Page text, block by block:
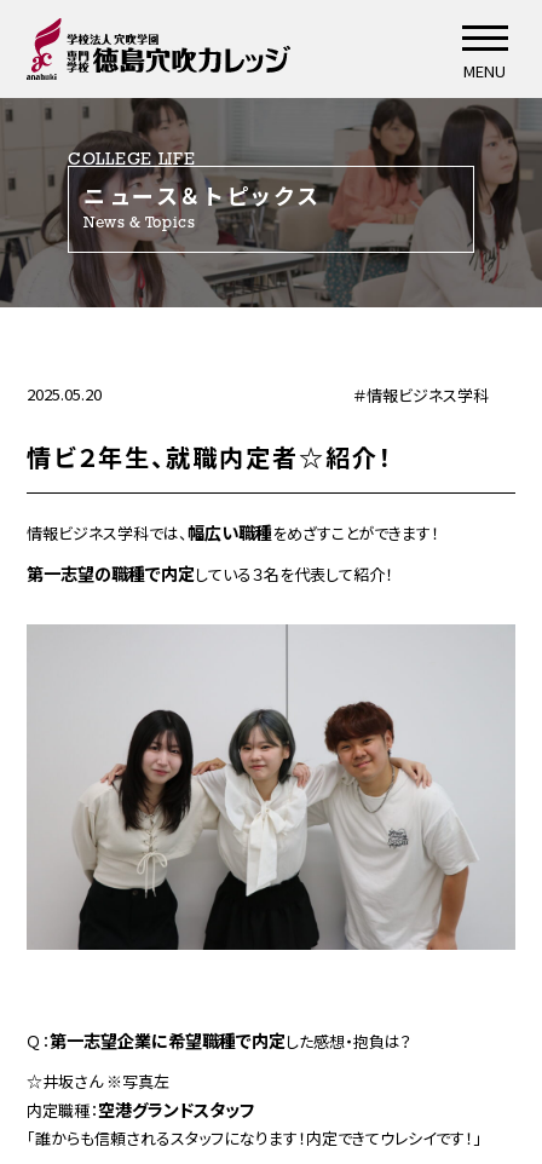
MENU
COLLEGE LIFE
ニュース＆トピックス
News & Topics
2025.05.20 ＃情報ビジネス学科
情ビ２年生、就職内定者☆紹介！
情報ビジネス学科では、幅広い職種をめざすことができます！
第一志望の職種で内定している３名を代表して紹介！
Ｑ：第一志望企業に希望職種で内定した感想・抱負は？
☆井坂さん ※写真左
内定職種：空港グランドスタッフ
「誰からも信頼されるスタッフになります！内定できてウレシイです！」